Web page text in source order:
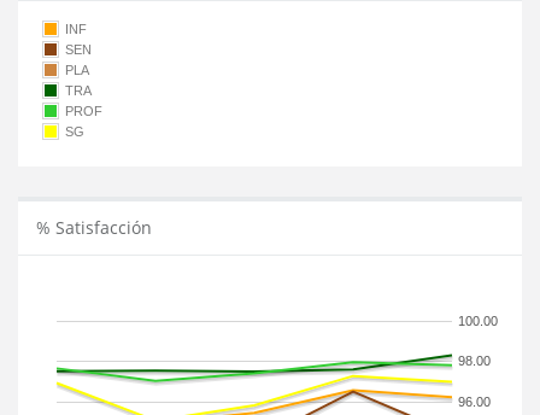
INF
SEN
PLA
TRA
PROF
SG
% Satisfacción
96.00
98.00
100.00